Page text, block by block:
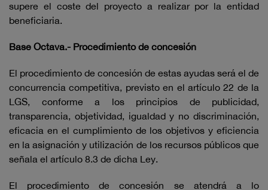
supere el coste del proyecto a realizar por la entidad
beneficiaria.
Base Octava.- Procedimiento de concesión
El procedimiento de concesión de estas ayudas será el de
concurrencia competitiva, previsto en el artículo 22 de la
LGS, conforme a los principios de publicidad,
transparencia, objetividad, igualdad y no discriminación,
eficacia en el cumplimiento de los objetivos y eficiencia
en la asignación y utilización de los recursos públicos que
señala el artículo 8.3 de dicha Ley.
El procedimiento de concesión se atendrá a lo